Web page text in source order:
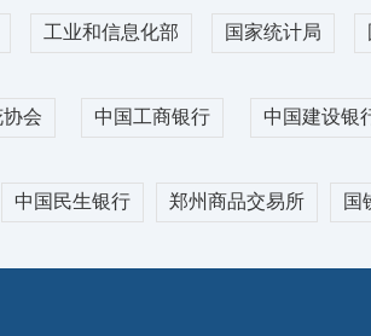
路乌鲁木齐局集团有限
多 64.02 31.17
CY611
2026-08-06
22645元/吨 +145
工业和信息化部 国家统计局
会 中国工商银行 中国建设银
中国民生银行 郑州商品交易所 国